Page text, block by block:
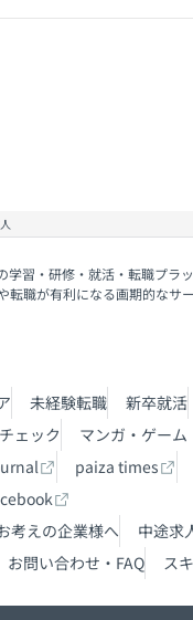
学習・研修・就活・転職プラ
転職が有利になる画期的なサ
未経験転職
新卒就活
ェック
マンガ・ゲーム
paiza times
考えの企業様へ
中途求
お問い合わせ・FAQ ス